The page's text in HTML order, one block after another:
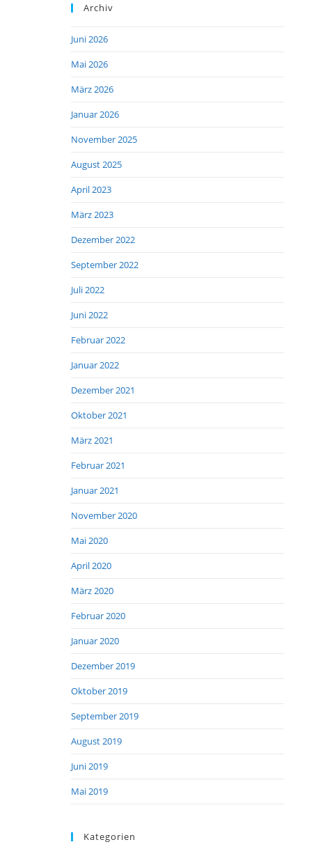
Archiv
Juni 2026
Mai 2026
März 2026
Januar 2026
November 2025
August 2025
April 2023
März 2023
Dezember 2022
September 2022
Juli 2022
Juni 2022
Februar 2022
Januar 2022
Dezember 2021
Oktober 2021
März 2021
Februar 2021
Januar 2021
November 2020
Mai 2020
April 2020
März 2020
Februar 2020
Januar 2020
Dezember 2019
Oktober 2019
September 2019
August 2019
Juni 2019
Mai 2019
Kategorien